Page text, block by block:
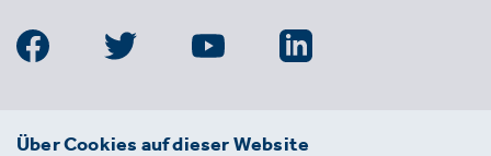
BDE
Über Cookies auf dieser Website